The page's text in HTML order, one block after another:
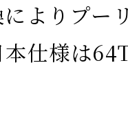
よりプー
仕様は